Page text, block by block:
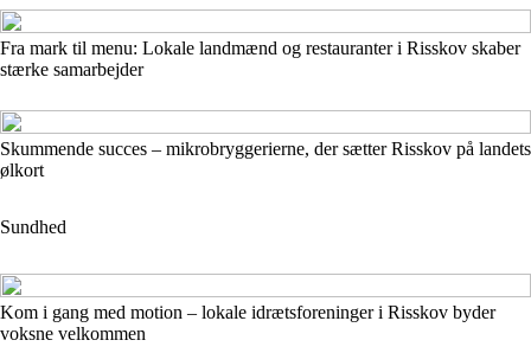
Fra mark til menu: Lokale landmænd og restauranter i Risskov skaber
stærke samarbejder
Skummende succes – mikrobryggerierne, der sætter Risskov på landets
ølkort
Sundhed
Kom i gang med motion – lokale idrætsforeninger i Risskov byder
voksne velkommen